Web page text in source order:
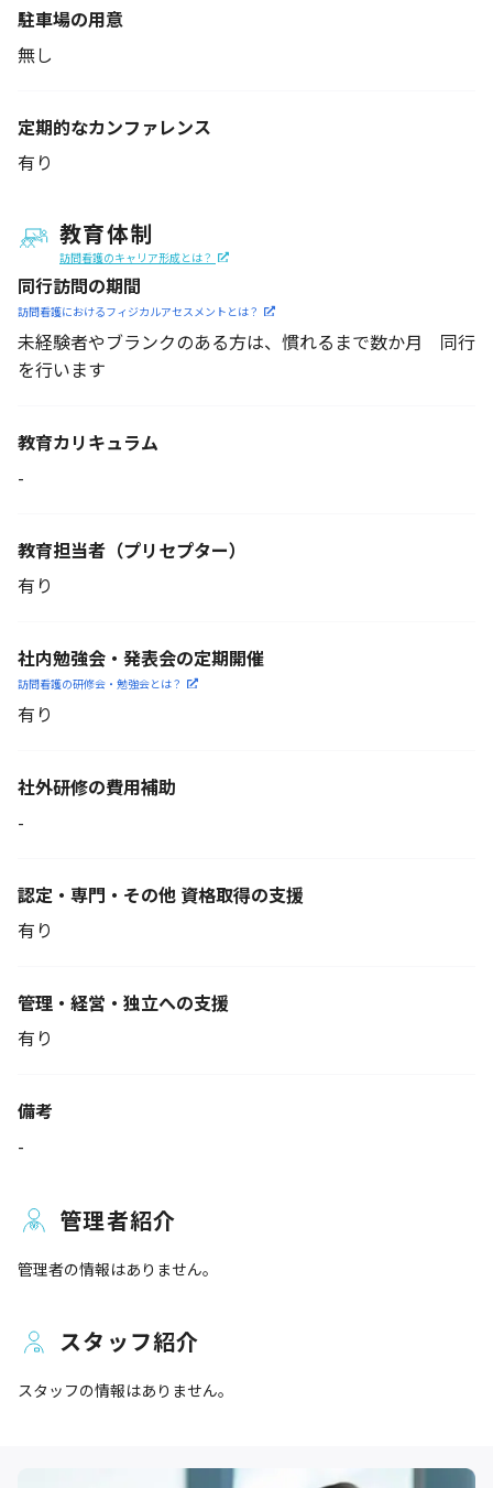
駐車場の用意
無し
定期的なカンファレンス
有り
教育体制
訪問看護のキャリア形成とは？
同行訪問の期間
訪問看護におけるフィジカルアセスメントとは？
未経験者やブランクのある方は、慣れるまで数か月 同行
を行います
教育カリキュラム
-
教育担当者 （プリセプター）
有り
社内勉強会・発表会の定期開催
訪問看護の研修会・勉強会とは？
有り
社外研修の費用補助
-
認定・専門・その他 資格取得の支援
有り
管理・経営・独立への支援
有り
備考
-
管理者紹介
管理者の情報はありません。
スタッフ紹介
スタッフの情報はありません。